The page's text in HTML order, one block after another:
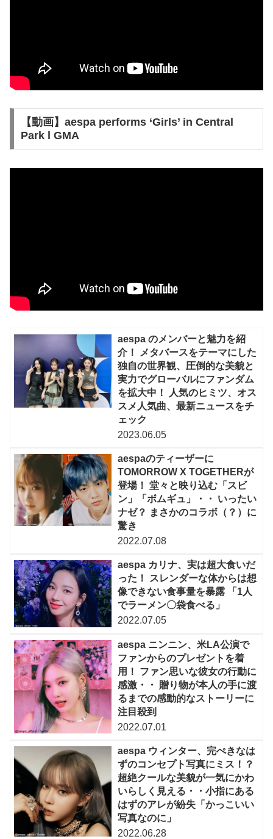
【動画】aespa performs ‘Girls’ in Central
Park l GMA
aespa のメンバーと魅力を紹
介！ メタバースをテーマにした
独自の世界観、圧倒的な美貌と
実力でグローバルにファンダム
を拡大中！ 人気のヒミツ、オス
スメ人気曲、最新ニュースをチ
ェック
2023.06.05
aespaのティーザーに
TOMORROW X TOGETHERが
登場！ 堂々と映り込む「スビ
ン」「ボムギュ」・・ いったい
ナゼ？ まさかのコラボ（？）に
驚き
2022.07.08
aespa カリナ、実は超大食いだ
った！ スレンダーな体からは想
像できない食事量を暴露 「1人
でラーメン〇袋食べる」
2022.07.05
aespa ニンニン、米LA公演で
ファンからのプレゼントを着
用！ ファン思いな彼女の行動に
感激・・ 贈り物が本人の手に渡
るまでの感動的なストーリーに
注目殺到
2022.07.01
aespa ウィンター、完ぺきなは
ずのコンセプト写真にミス！？
超絶クールな美貌が一気にかわ
いらしく見える・・小指にある
はずのアレが紛失「かっこいい
写真なのに」
2022.06.28